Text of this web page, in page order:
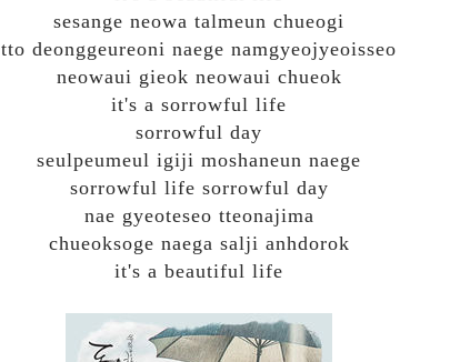
sesange neowa talmeun chueogi
tto deonggeureoni naege namgyeojyeoisseo
neowaui gieok neowaui chueok
it's a sorrowful life
sorrowful day
seulpeumeul igiji moshaneun naege
sorrowful life sorrowful day
nae gyeoteseo tteonajima
chueoksoge naega salji anhdorok
it's a beautiful life